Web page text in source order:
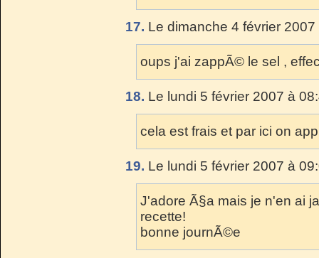
17. Le dimanche 4 février
oups j'ai zappÃ© le sel ,
18. Le lundi 5 février 2007 à
cela est frais et par ici on
19. Le lundi 5 février 2007 à
J'adore Ã§a mais je n'en ai
recette!
bonne journÃ©e